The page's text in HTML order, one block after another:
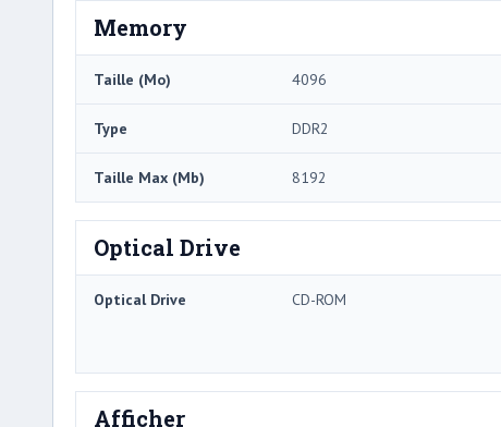
Memory
Taille (Mo) 4096
Type DDR2
Taille Max (Mb) 8192
Optical Drive
Optical Drive CD-ROM
Afficher